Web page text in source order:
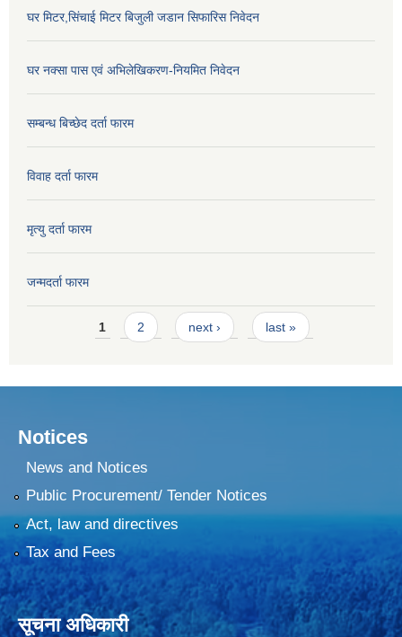
घर मिटर,सिंचाई मिटर बिजुली जडान सिफारिस निवेदन
घर नक्सा पास एवं अभिलेखिकरण-नियमित निवेदन
सम्बन्ध बिच्छेद दर्ता फारम
विवाह दर्ता फारम
मृत्यु दर्ता फारम
जन्मदर्ता फारम
Pages1 2 next › last »
Notices
News and Notices
Public Procurement/ Tender Notices
Act, law and directives
Tax and Fees
सूचना अधिकारी